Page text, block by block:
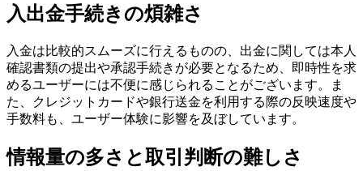
入出金手続きの煩雑さ
入金は比較的スムーズに行えるものの、出金に関しては本人
確認書類の提出や承認手続きが必要となるため、即時性を求
めるユーザーには不便に感じられることがございます。ま
た、クレジットカードや銀行送金を利用する際の反映速度や
手数料も、ユーザー体験に影響を及ぼしています。
情報量の多さと取引判断の難しさ